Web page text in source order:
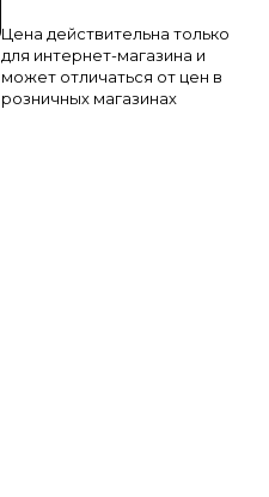
Цена действительна только
для интернет-магазина и
может отличаться от цен в
розничных магазинах